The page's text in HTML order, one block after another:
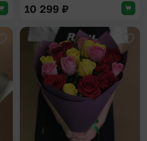
10 299 ₽
Добавить в избранное